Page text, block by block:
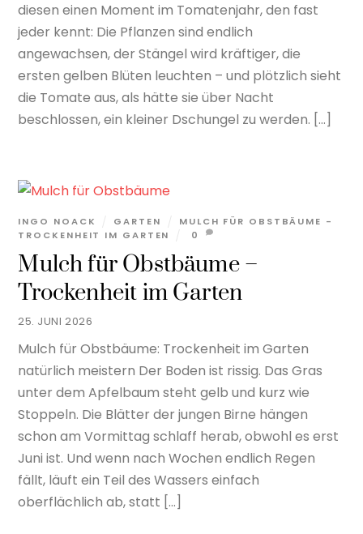
diesen einen Moment im Tomatenjahr, den fast
jeder kennt: Die Pflanzen sind endlich
angewachsen, der Stängel wird kräftiger, die
ersten gelben Blüten leuchten – und plötzlich sieht
die Tomate aus, als hätte sie über Nacht
beschlossen, ein kleiner Dschungel zu werden. […]
25. JUNI 2026
Mulch für Obstbäume –
Trockenheit im Garten
INGO NOACK GARTEN
MULCH FÜR OBSTBÄUME -
TROCKENHEIT IM GARTEN
0
Mulch für Obstbäume: Trockenheit im Garten
natürlich meistern Der Boden ist rissig. Das Gras
unter dem Apfelbaum steht gelb und kurz wie
Stoppeln. Die Blätter der jungen Birne hängen
schon am Vormittag schlaff herab, obwohl es erst
Juni ist. Und wenn nach Wochen endlich Regen
fällt, läuft ein Teil des Wassers einfach
oberflächlich ab, statt […]